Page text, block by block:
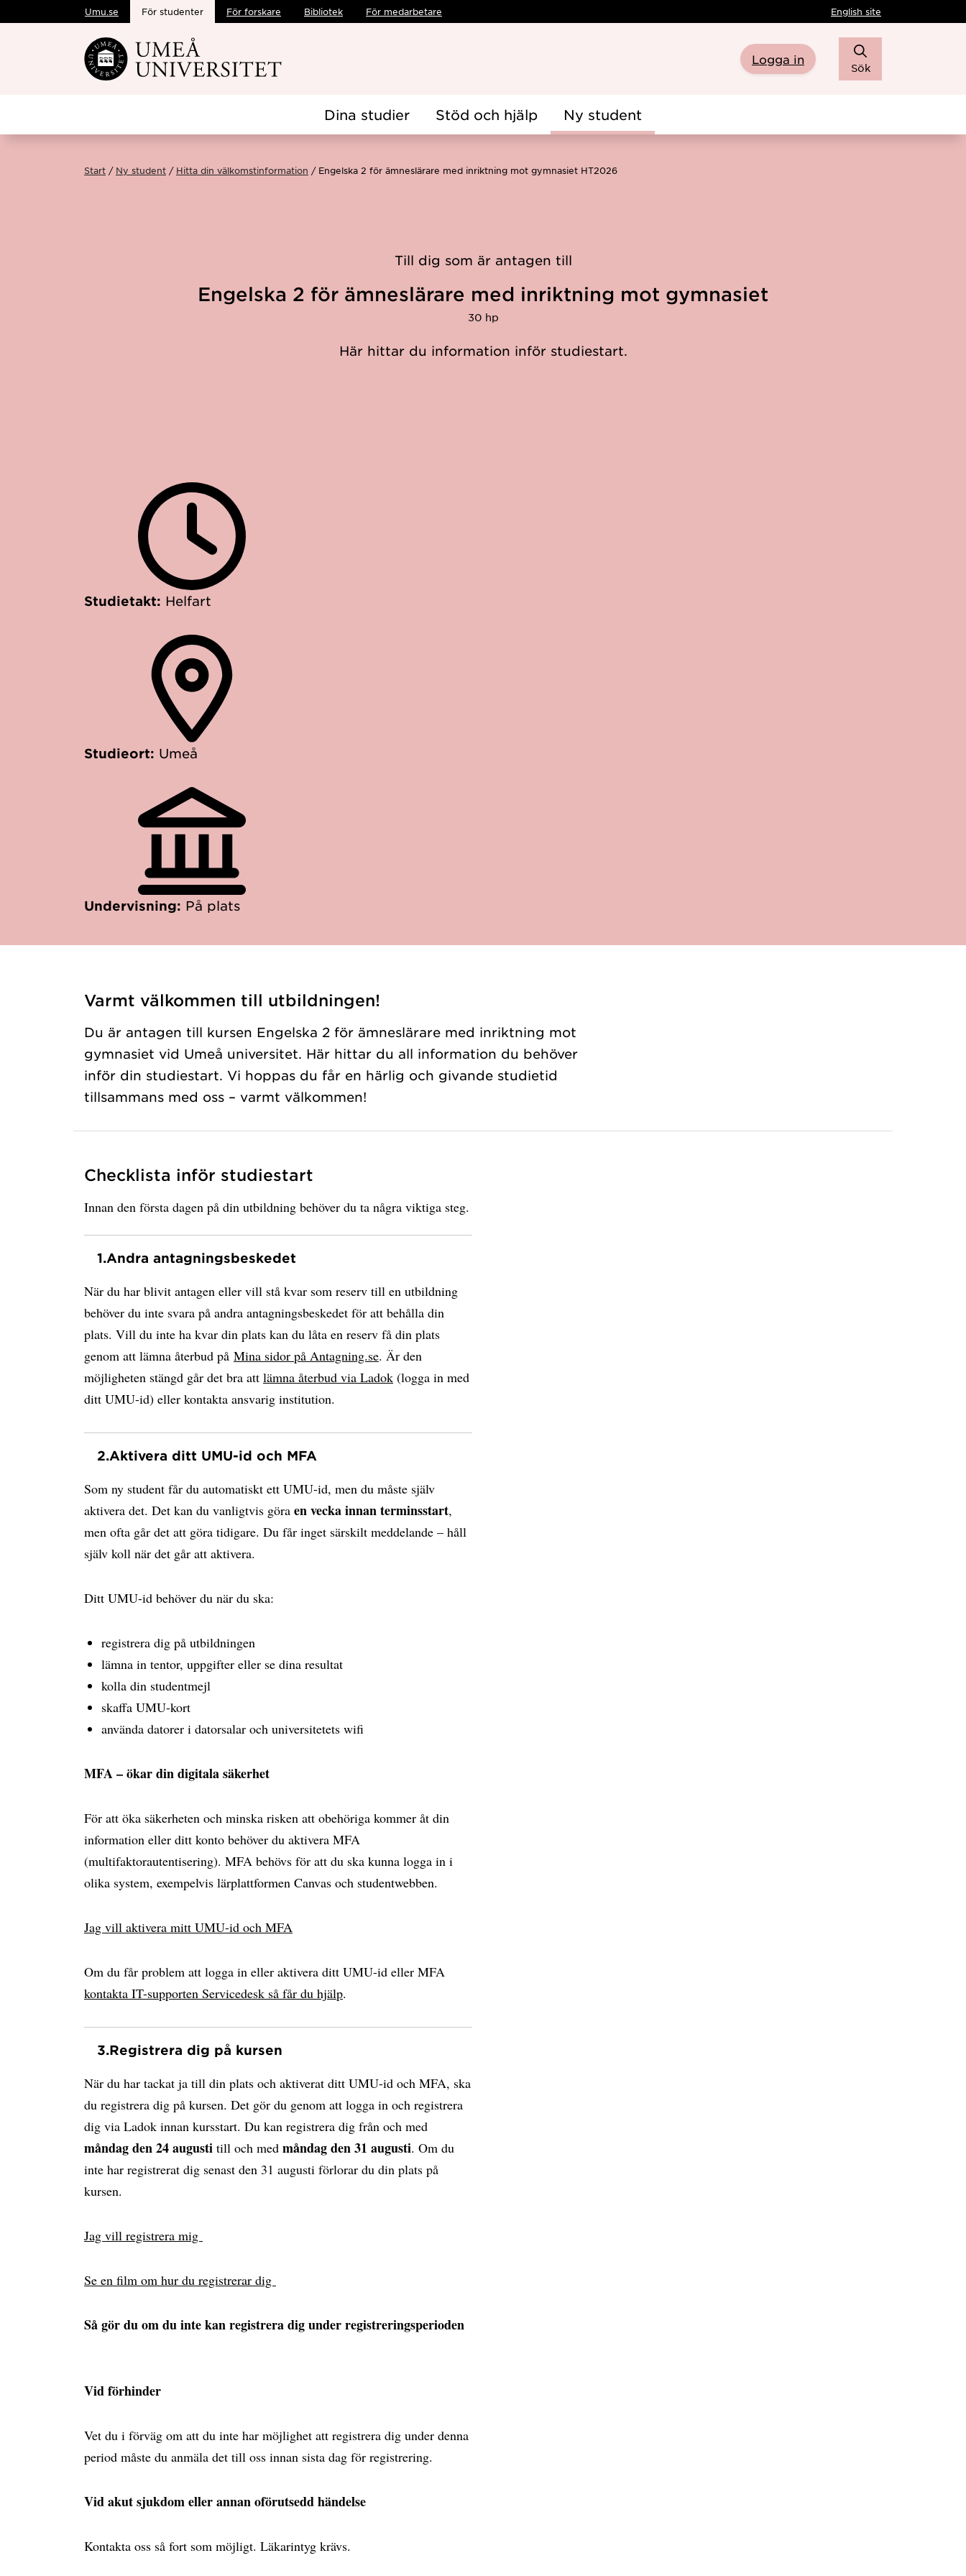
Hoppa direkt till innehållet
Umu.se För studenter För forskare Bibliotek För medarbetare English site
Logga in
Sök
Dina studier Stöd och hjälp Ny student
Start Ny student Hitta din välkomstinformation Engelska 2 för ämneslärare med inriktning mot gymnasiet HT2026
Till dig som är antagen till
Engelska 2 för ämneslärare med inriktning mot gymnasiet
30 hp
Här hittar du information inför studiestart.
Studietakt: Helfart
Studieort: Umeå
Undervisning: På plats
Varmt välkommen till utbildningen!
Du är antagen till kursen Engelska 2 för ämneslärare med inriktning mot
gymnasiet vid Umeå universitet. Här hittar du all information du behöver
inför din studiestart. Vi hoppas du får en härlig och givande studietid
tillsammans med oss – varmt välkommen!
Checklista inför studiestart
Innan den första dagen på din utbildning behöver du ta några viktiga steg.
1.Andra antagningsbeskedet
När du har blivit antagen eller vill stå kvar som reserv till en utbildning
behöver du inte svara på andra antagningsbeskedet för att behålla din
plats. Vill du inte ha kvar din plats kan du låta en reserv få din plats
genom att lämna återbud på Mina sidor på Antagning.se. Är den
möjligheten stängd går det bra att lämna återbud via Ladok (logga in med
ditt UMU-id) eller kontakta ansvarig institution.
2.Aktivera ditt UMU-id och MFA
Som ny student får du automatiskt ett UMU-id, men du måste själv
aktivera det. Det kan du vanligtvis göra en vecka innan terminsstart,
men ofta går det att göra tidigare. Du får inget särskilt meddelande – håll
själv koll när det går att aktivera.
Ditt UMU-id behöver du när du ska:
registrera dig på utbildningen
lämna in tentor, uppgifter eller se dina resultat
kolla din studentmejl
skaffa UMU-kort
använda datorer i datorsalar och universitetets wifi
MFA – ökar din digitala säkerhet
För att öka säkerheten och minska risken att obehöriga kommer åt din
information eller ditt konto behöver du aktivera MFA
(multifaktorautentisering). MFA behövs för att du ska kunna logga in i
olika system, exempelvis lärplattformen Canvas och studentwebben.
Jag vill aktivera mitt UMU-id och MFA
Om du får problem att logga in eller aktivera ditt UMU-id eller MFA
kontakta IT-supporten Servicedesk så får du hjälp.
3.Registrera dig på kursen
När du har tackat ja till din plats och aktiverat ditt UMU-id och MFA, ska
du registrera dig på kursen. Det gör du genom att logga in och registrera
dig via Ladok innan kursstart. Du kan registrera dig från och med
måndag den 24 augusti till och med måndag den 31 augusti. Om du
inte har registrerat dig senast den 31 augusti förlorar du din plats på
kursen.
Jag vill registrera mig
Se en film om hur du registrerar dig
Så gör du om du inte kan registrera dig under registreringsperioden
Vid förhinder
Vet du i förväg om att du inte har möjlighet att registrera dig under denna
period måste du anmäla det till oss innan sista dag för registrering.
Vid akut sjukdom eller annan oförutsedd händelse
Kontakta oss så fort som möjligt. Läkarintyg krävs.